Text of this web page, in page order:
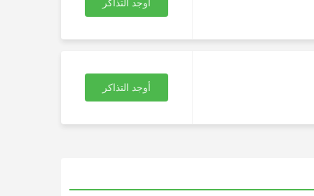
أوجد التذاكر
أوجد التذاكر